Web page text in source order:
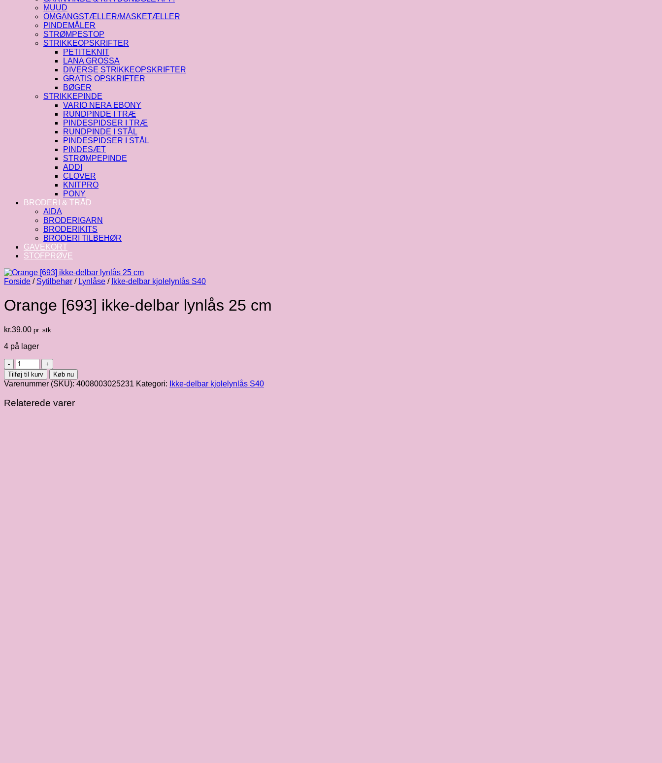
MUUD
OMGANGSTÆLLER/MASKETÆLLER
PINDEMÅLER
STRØMPESTOP
STRIKKEOPSKRIFTER
PETITEKNIT
LANA GROSSA
DIVERSE STRIKKEOPSKRIFTER
GRATIS OPSKRIFTER
BØGER
STRIKKEPINDE
VARIO NERA EBONY
RUNDPINDE I TRÆ
PINDESPIDSER I TRÆ
RUNDPINDE I STÅL
PINDESPIDSER I STÅL
PINDESÆT
STRØMPEPINDE
ADDI
CLOVER
KNITPRO
PONY
BRODERI & TRÅD
AIDA
BRODERIGARN
BRODERIKITS
BRODERI TILBEHØR
GAVEKORT
STOFPRØVE
Forside / Sytilbehør / Lynlåse / Ikke-delbar kjolelynlås S40
Orange [693] ikke-delbar lynlås 25 cm
kr.39.00 pr. stk
4 på lager
Orange
[693]
ikke-
delbar
lynlås
25
Tilføj til kurv Køb nu
Varenummer (SKU): 4008003025231 Kategori: Ikke-delbar kjolelynlås S40
Relaterede varer